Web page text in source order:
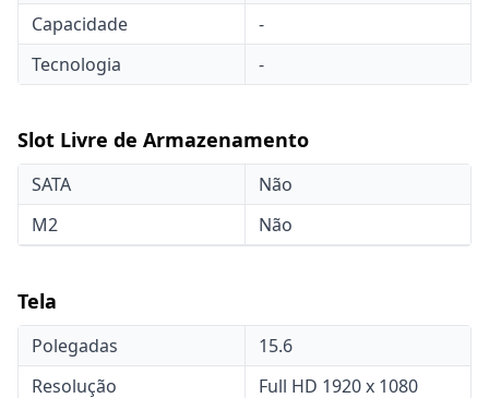
Capacidade
-
Tecnologia
-
Slot Livre de Armazenamento
SATA
Não
M2
Não
Tela
Polegadas
15.6
Resolução
Full HD 1920 x 1080